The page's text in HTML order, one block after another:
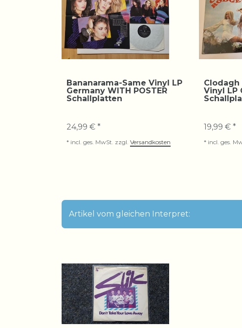
Bananarama-Same Vinyl LP
Germany WITH POSTER
Schallplatten
24,99 € *
* incl. ges. MwSt. zzgl. Versandkosten
Clodagh
Vinyl LP
19,99 € *
* incl. ges.
Artikel vom gleichen Interpret: